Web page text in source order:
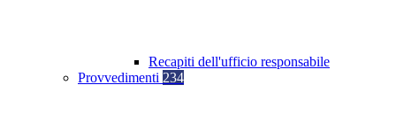
Recapiti dell'ufficio responsabile
Provvedimenti 234